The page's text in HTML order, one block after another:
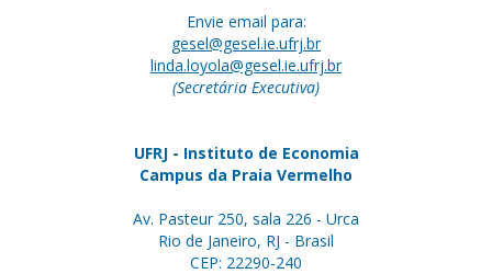
Envie email para:
gesel@gesel.ie.ufrj.br
linda.loyola@gesel.ie.ufrj.br
(Secretária Executiva)
UFRJ - Instituto de Economia
Campus da Praia Vermelho
Av. Pasteur 250, sala 226 - Urca
Rio de Janeiro, RJ - Brasil
CEP: 22290-240